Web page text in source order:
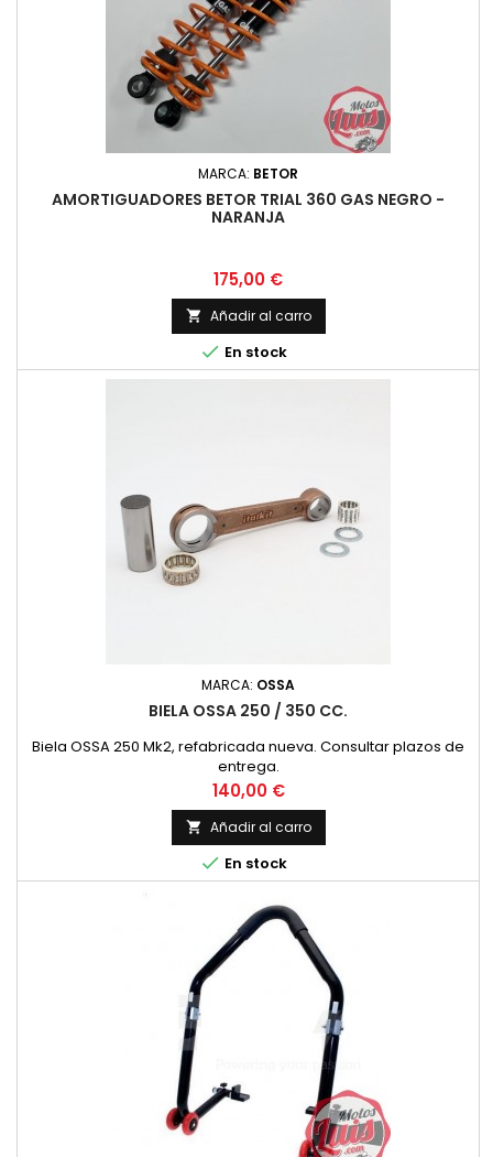
MARCA: BETOR
AMORTIGUADORES BETOR TRIAL 360 GAS NEGRO -
NARANJA
Precio
175,00 €
 Añadir al carro
 En stock
MARCA: OSSA
BIELA OSSA 250 / 350 CC.
Biela OSSA 250 Mk2, refabricada nueva. Consultar plazos de
entrega.
Precio
140,00 €
 Añadir al carro
 En stock